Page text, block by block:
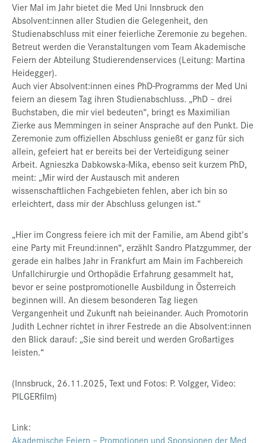
Vier Mal im Jahr bietet die Med Uni Innsbruck den
Absolvent:innen aller Studien die Gelegenheit, den
Studienabschluss mit einer feierliche Zeremonie zu begehen.
Betreut werden die Veranstaltungen vom Team Akademische
Feiern der Abteilung Studierendenservices (Leitung: Martina
Heidegger).
Auch vier Absolvent:innen eines PhD-Programms der Med Uni
feiern an diesem Tag ihren Studienabschluss. „PhD – drei
Buchstaben, die mir viel bedeuten“, bringt es Maximilian
Zierke aus Memmingen in seiner Ansprache auf den Punkt. Die
Zeremonie zum offiziellen Abschluss genießt er ganz für sich
allein, gefeiert hat er bereits bei der Verteidigung seiner
Arbeit. Agnieszka Dabkowska-Mika, ebenso seit kurzem PhD,
meint: „Mir wird der Austausch mit anderen
wissenschaftlichen Fachgebieten fehlen, aber ich bin so
erleichtert, dass mir der Abschluss gelungen ist.“
„Hier im Congress feiere ich mit der Familie, am Abend gibt’s
eine Party mit Freund:innen“, erzählt Sandro Platzgummer, der
gerade ein halbes Jahr in Frankfurt am Main im Fachbereich
Unfallchirurgie und Orthopädie Erfahrung gesammelt hat,
bevor er seine postpromotionelle Ausbildung in Österreich
beginnen will. An diesem besonderen Tag liegen
Vergangenheit und Zukunft nah beieinander. Auch Promotorin
Judith Lechner richtet in ihrer Festrede an die Absolvent:innen
den Blick darauf: „Sie sind bereit und werden Großartiges
leisten.“
(Innsbruck, 26.11.2025, Text und Fotos: P. Volgger, Video:
PILGERfilm)
Link:
Akademische Feiern – Promotionen und Sponsionen der Med